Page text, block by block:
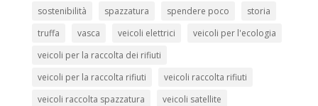
sostenibilità
spazzatura spendere poco
storia
truffa
vasca veicoli elettrici
veicoli per l'ecologia
veicoli per la raccolta dei rifiuti
veicoli per la raccolta rifiuti
veicoli raccolta rifiuti
veicoli raccolta spazzatura
veicoli satellite